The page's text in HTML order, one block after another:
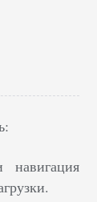
навигация